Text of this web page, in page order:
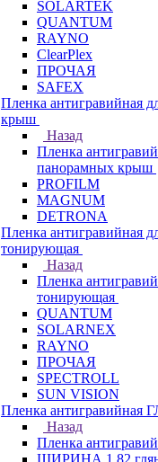
SOLARTEK
QUANTUM
RAYNO
ClearPlex
ПРОЧАЯ
SAFEX
Пленка антигравийная
крыш
Назад
Пленка
панорамных крыш
PROFILM
MAGNUM
DETRONA
Пленка антигравийная
тонирующая
Назад
Пленка
тонирующая
QUANTUM
SOLARNEX
RAYNO
ПРОЧАЯ
SPECTROLL
SUN VISION
Пленка
Назад
Пленка
ШИРИНА 1,82